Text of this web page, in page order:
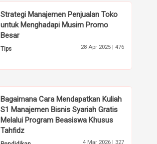
Strategi Manajemen Penjualan Toko
untuk Menghadapi Musim Promo
Besar
Tips 28 Apr 2025 | 476
Bagaimana Cara Mendapatkan Kuliah
S1 Manajemen Bisnis Syariah Gratis
Melalui Program Beasiswa Khusus
Tahfidz
4 Mar 2026 | 327